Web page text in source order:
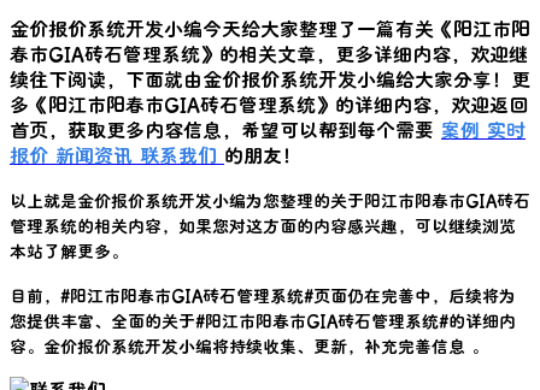
金价报价系统开发小编今天给大家整理了一篇有关《阳江市阳
春市GIA砖石管理系统》的相关文章，更多详细内容，欢迎继
续往下阅读，下面就由金价报价系统开发小编给大家分享！更
多《阳江市阳春市GIA砖石管理系统》的详细内容，欢迎返回
首页，获取更多内容信息，希望可以帮到每个需要 案例 实时
报价 新闻资讯 联系我们 的朋友！
以上就是金价报价系统开发小编为您整理的关于阳江市阳春市GIA砖石
管理系统的相关内容，如果您对这方面的内容感兴趣，可以继续浏览
本站了解更多。
目前，#阳江市阳春市GIA砖石管理系统#页面仍在完善中，后续将为
您提供丰富、全面的关于#阳江市阳春市GIA砖石管理系统#的详细内
容。金价报价系统开发小编将持续收集、更新，补充完善信息 。